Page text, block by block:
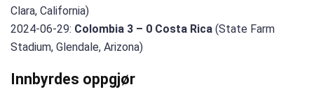
Clara, California)
2024-06-29: Colombia 3 – 0 Costa Rica (State Farm
Stadium, Glendale, Arizona)
Innbyrdes oppgjør